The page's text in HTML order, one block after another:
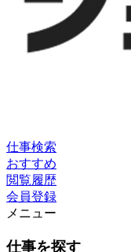
仕事検索
おすすめ
閲覧履歴
会員登録
メニュー
仕事を探す